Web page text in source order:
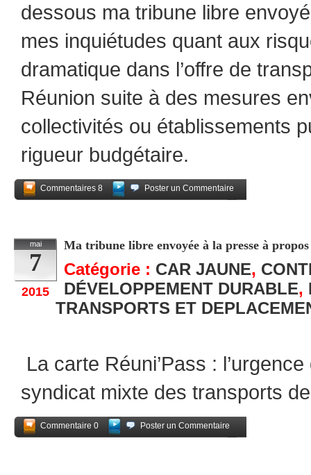
dessous ma tribune libre
mes inquiétudes quant aux
dramatique dans l’offre de
Réunion suite à des mesures
collectivités ou établissements
rigueur budgétaire.
Commentaires 8
Poster un Commentaire
mai
7
2015
Ma tribune libre envoyée à la presse à propos
Catégorie : CAR JAUNE,
DÉVELOPPEMENT DURABLE,
TRANSPORTS ET
La carte Réuni’Pass :
syndicat mixte des transports
Commentaire 0
Poster un Commentaire